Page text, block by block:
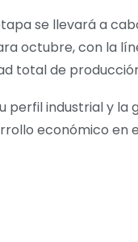
se llevará a
octubre, con la
total de
perfil industrial y la
económico en